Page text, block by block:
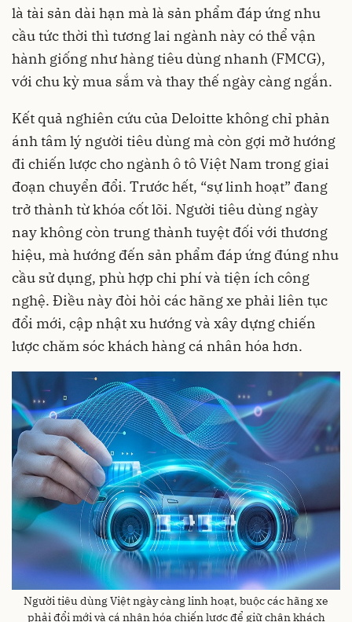
là tài sản dài hạn mà là sản phẩm đáp ứng nhu
cầu tức thời thì tương lai ngành này có thể vận
hành giống như hàng tiêu dùng nhanh (FMCG),
với chu kỳ mua sắm và thay thế ngày càng ngắn.
Kết quả nghiên cứu của Deloitte không chỉ phản
ánh tâm lý người tiêu dùng mà còn gợi mở hướng
đi chiến lược cho ngành ô tô Việt Nam trong giai
đoạn chuyển đổi. Trước hết, “sự linh hoạt” đang
trở thành từ khóa cốt lõi. Người tiêu dùng ngày
nay không còn trung thành tuyệt đối với thương
hiệu, mà hướng đến sản phẩm đáp ứng đúng nhu
cầu sử dụng, phù hợp chi phí và tiện ích công
nghệ. Điều này đòi hỏi các hãng xe phải liên tục
đổi mới, cập nhật xu hướng và xây dựng chiến
lược chăm sóc khách hàng cá nhân hóa hơn.
Người tiêu dùng Việt ngày càng linh hoạt, buộc các hãng xe
phải đổi mới và cá nhân hóa chiến lược để giữ chân khách